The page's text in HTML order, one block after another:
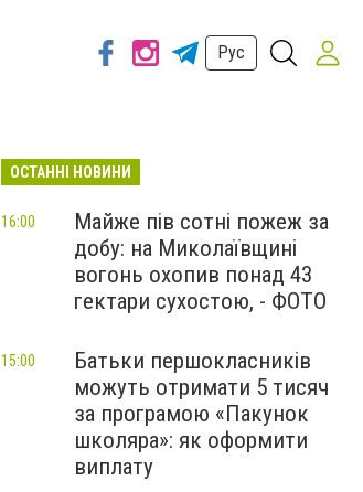
Рус
ОСТАННІ НОВИНИ
Майже пів сотні пожеж за
добу: на Миколаївщині
вогонь охопив понад 43
гектари сухостою, - ФОТО
16:00
Батьки першокласників
можуть отримати 5 тисяч
за програмою «Пакунок
школяра»: як оформити
виплату
15:00